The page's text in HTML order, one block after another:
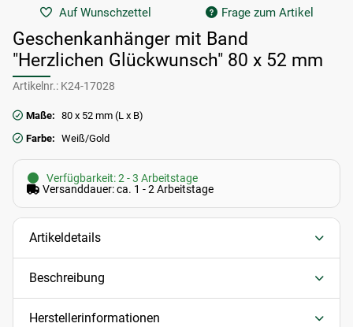
Auf Wunschzettel Frage zum Artikel
Geschenkanhänger mit Band
"Herzlichen Glückwunsch" 80 x 52 mm
Artikelnr.: K24-17028
Maße: 80 x 52 mm (L x B)
Farbe: Weiß/Gold
Verfügbarkeit: 2 - 3 Arbeitstage
Versanddauer: ca. 1 - 2 Arbeitstage
Artikeldetails
Beschreibung
Herstellerinformationen